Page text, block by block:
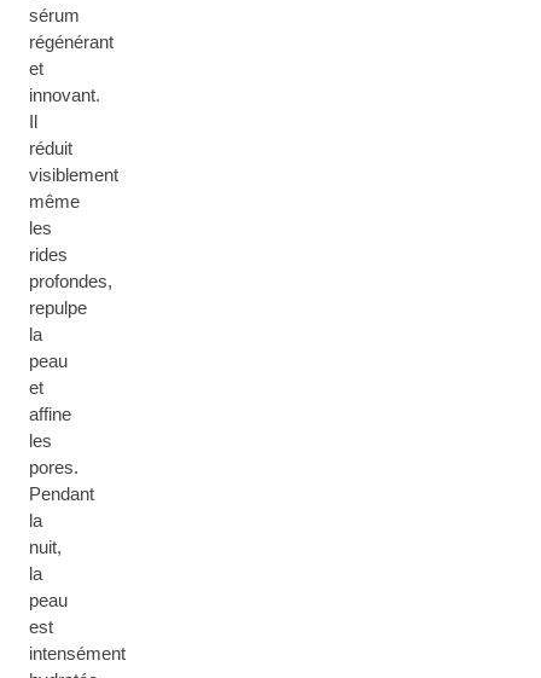
sérum
régénérant
et
innovant.
Il
réduit
visiblement
même
les
rides
profondes,
repulpe
la
peau
et
affine
les
pores.
Pendant
la
nuit,
la
peau
est
intensément